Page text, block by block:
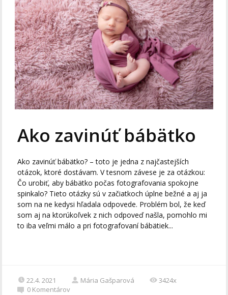
Ako zavinúť bábätko
Ako zavinúť bábätko? – toto je jedna z najčastejších
otázok, ktoré dostávam. V tesnom závese je za otázkou:
Čo urobiť, aby bábätko počas fotografovania spokojne
spinkalo? Tieto otázky sú v začiatkoch úplne bežné a aj ja
som na ne kedysi hľadala odpovede. Problém bol, že keď
som aj na ktorúkoľvek z nich odpoveď našla, pomohlo mi
to iba veľmi málo a pri fotografovaní bábätiek...
22.4. 2021 Mária Gašparová
3424x
0 Komentárov